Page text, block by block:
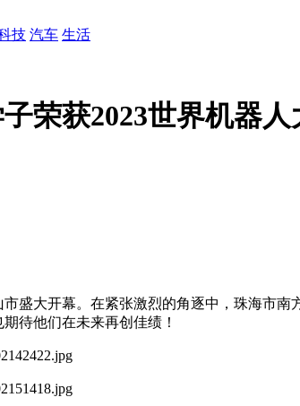
技 汽车 生活
荣获2023世界机器
盛大开幕。在紧张激烈的角逐中，珠海市
待他们在未来再创佳绩！